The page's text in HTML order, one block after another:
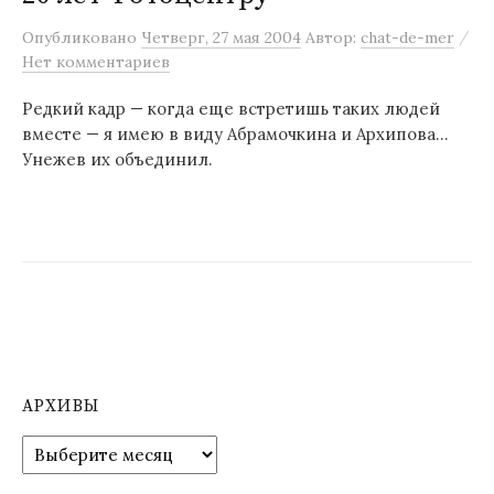
м
у
Опубликовано Четверг, 27 мая 2004 Автор: chat-de-mer /
Нет комментариев
Редкий кадр — когда еще встретишь таких людей
вместе — я имею в виду Абрамочкина и Архипова…
Унежев их объединил.
АРХИВЫ
р